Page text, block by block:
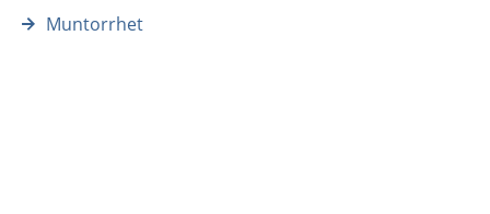
Muntorrhet